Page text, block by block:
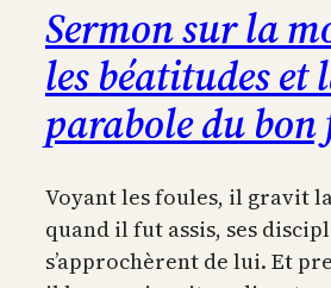
Sermon sur la
les béatitudes et
parabole du
Voyant les foules, il gravit
quand il fut assis, ses
s’approchèrent de lui. Et